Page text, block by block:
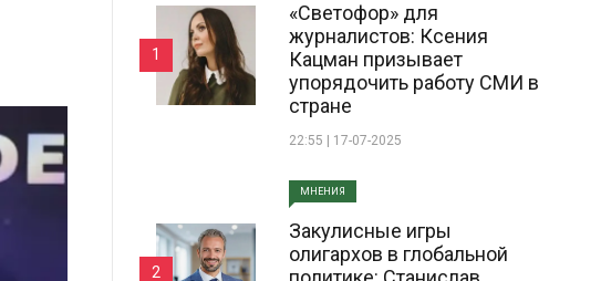
«Светофор» для
журналистов: Ксения
Кацман призывает
упорядочить работу СМИ в
стране
22:55 | 17-07-2025
1
МНЕНИЯ
Закулисные игры
олигархов в глобальной
2